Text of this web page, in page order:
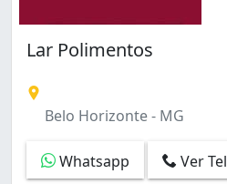
Lar Polimentos
Belo Horizonte - MG
Whatsapp Ver Tel